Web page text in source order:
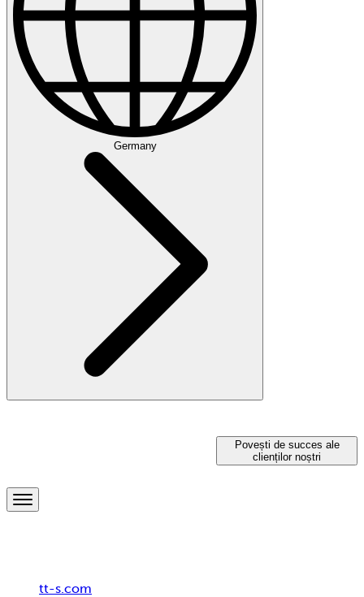
Germany
Povești de succes ale
clienților noștri
tt-s.com